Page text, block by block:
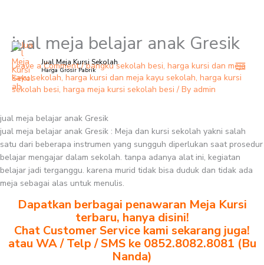
Skip
content
Jual Meja Kursi Sekolah
Harga Grosir Pabrik
jual meja belajar anak Gresik
Leave a Comment /bangku sekolah besi, harga kursi dan meja
kayu sekolah, harga kursi dan meja kayu sekolah, harga kursi
sekolah besi, harga meja kursi sekolah besi / By admin
jual meja belajar anak Gresik
jual meja belajar anak Gresik : Meja dan kursi sekolah yakni salah
satu dari beberapa instrumen yang sungguh diperlukan saat prosedur
belajar mengajar dalam sekolah. tanpa adanya alat ini, kegiatan
belajar jadi terganggu. karena murid tidak bisa duduk dan tidak ada
meja sebagai alas untuk menulis.
Dapatkan berbagai penawaran Meja Kursi
terbaru, hanya disini!
Chat Customer Service kami sekarang juga!
atau WA / Telp / SMS ke 0852.8082.8081 (Bu
Nanda)